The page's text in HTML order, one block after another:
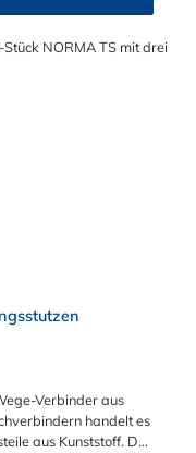
diesen geraden
(1/2"), 19mm (3/4"),
Verbinder aus
handelt es
aus Kunststoff. Das